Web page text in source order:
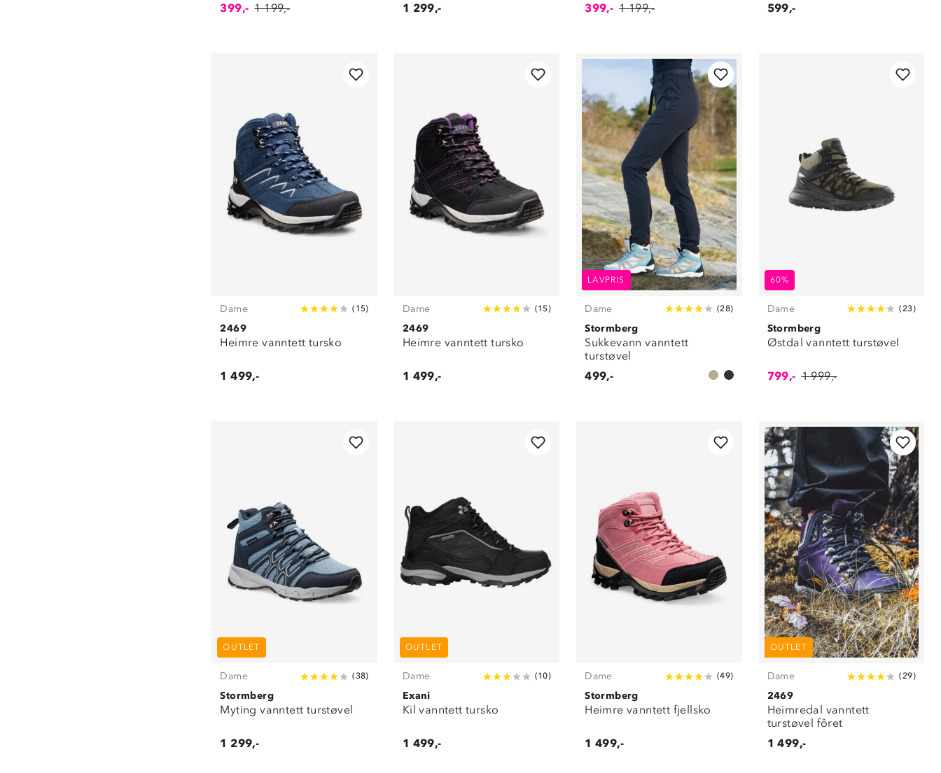
399,- 1 199,-
1 299,-
399,- 1 199,- 599,-
Dame ( 15)
2469
Heimre vanntett tursko
1 499,-
Dame (15)
2469
Heimre vanntett tursko
1 499,-
LAVPRIS
Dame (28)
Stormberg
Sukkevann vanntett
turstøvel
499,-
60%
Dame (23)
Stormberg
Østdal vanntett turstøvel
799,- 1 999,-
OUTLET
Dame (38)
Stormberg
Myting vanntett turstøvel
1 299,-
OUTLET
Dame (10)
Exani
Kil vanntett tursko
1 499,-
Dame (49)
Stormberg
Heimre vanntett fjellsko
1 499,-
OUTLET
Dame (29)
2469
Heimredal vanntett
turstøvel fôret
1 499,-